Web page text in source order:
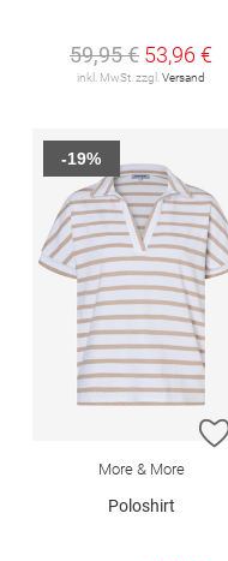
59,95 € 53,96 €
inkl. MwSt. zzgl.Versand
More & More
Poloshirt
-19%